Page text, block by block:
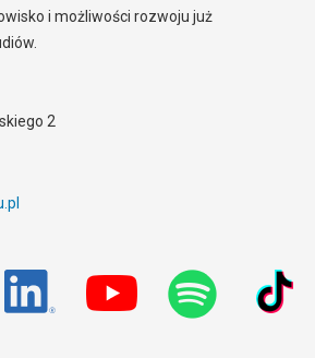
i możliwości rozwoju już
2